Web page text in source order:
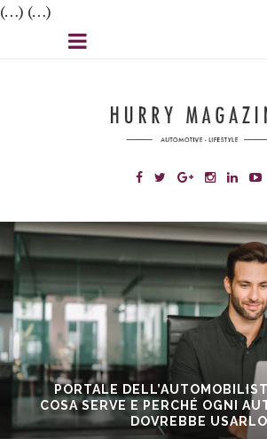
(…) (…)
PORTALE
COSA SERVE E PERCHÉ OGNI
DOVREBBE USARLO